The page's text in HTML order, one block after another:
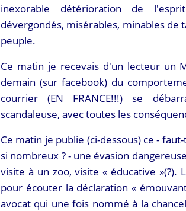
inexorable détérioration de
dévergondés, misérables, minables de
peuple.
Ce matin je recevais d'un lecteur un
demain (sur facebook) du
courrier (EN FRANCE!!!) se
scandaleuse, avec toutes les
Ce matin je publie (ci-dessous) ce -
si nombreux ? - une évasion
visite à un zoo, visite « éducative »(?).
pour écouter la déclaration «
avocat qui une fois nommé à la